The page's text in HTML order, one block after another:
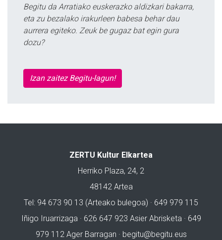
Begitu da Arratiako euskerazko aldizkari bakarra,
eta zu bezalako irakurleen babesa behar dau
aurrera egiteko. Zeuk be gugaz bat egin gura
dozu?
Izan zaitez Begitu-lagun!
ZERTU Kultur Elkartea
Herriko Plaza, 24, 2
48142 Artea
Tel: 94 673 90 13 (Arteako bulegoa) · 649 979 115
Iñigo Iruarrizaga · 626 647 923 Asier Abrisketa · 649
979 112 Ager Barragan · begitu@begitu.eus